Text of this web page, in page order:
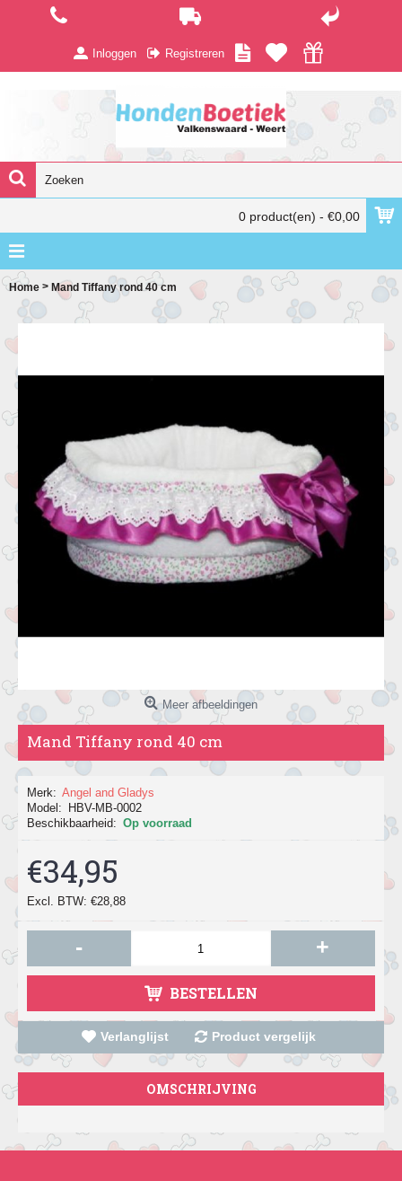
Inloggen Registreren
0 product(en) - €0,00
Home > Mand Tiffany rond 40 cm
Meer afbeeldingen
Mand Tiffany rond 40 cm
Merk: Angel and Gladys
Model:
HBV-MB-0002
Beschikbaarheid: Op voorraad
€34,95
Excl. BTW: €28,88
- +
BESTELLEN
Verlanglijst Product vergelijk
OMSCHRIJVING